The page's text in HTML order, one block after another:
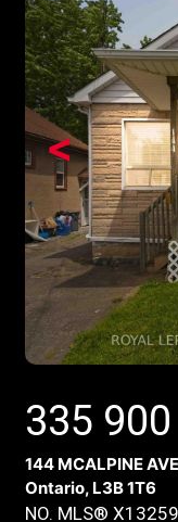
<
335 900
144 MCALPINE
Ontario, L3B 1T6
NO. MLS®